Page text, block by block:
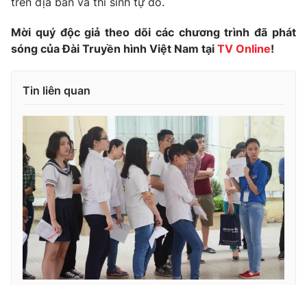
Làm đẹp
Chất lượng cuộc sống
Học trực tuyến
Công nghệ
Sản phẩm
Thị trường
Tư vấn
Lịch phát sóng
Chuyên mục khác
Emagazine Podcast
Photo Infographic
Video Shorts video
Mời quý độc giả theo dõi các chương trình đã phát
sóng của Đài Truyền hình Việt Nam tại TV Online!
Tin liên quan